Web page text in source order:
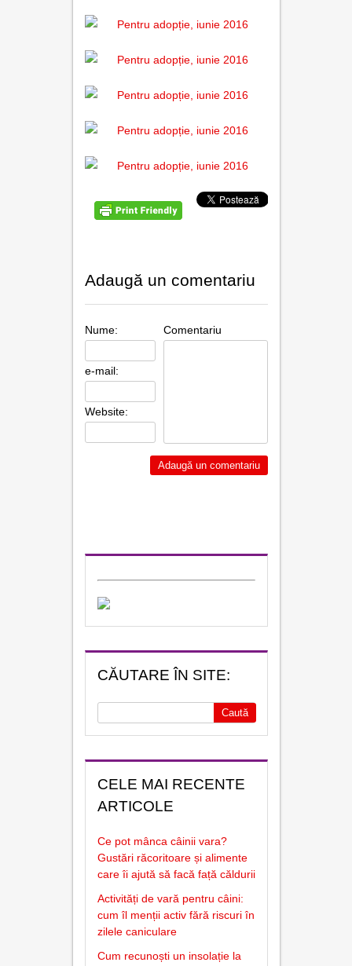
Adaugă un comentariu
Comentariu
Nume:
e-mail:
Website:
CĂUTARE ÎN SITE:
CELE MAI RECENTE
ARTICOLE
Ce pot mânca câinii vara?
Gustări răcoritoare și alimente
care îi ajută să facă față căldurii
Activități de vară pentru câini:
cum îl menții activ fără riscuri în
zilele caniculare
Cum recunoști un insolație la